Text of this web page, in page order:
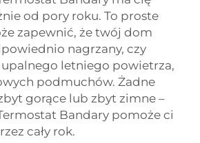
od pory roku. To proste
zapewnić, że twój dom
nagrzany, czy
letniego powietrza,
podmuchów. Żadne
gorące lub zbyt zimne –
Bandary pomoże ci
cały rok.